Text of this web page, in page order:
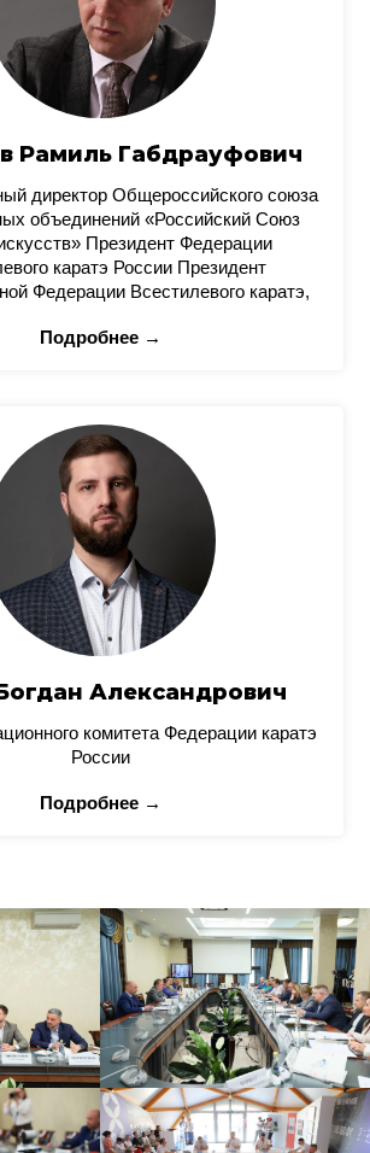
Рамиль Габдрауфович
директор Общероссийского союза
объединений «Российский Союз
Президент Федерации
каратэ России Президент
Федерации Всестилевого каратэ,
Подробнее →
Александрович
комитета Федерации каратэ
России
Подробнее →